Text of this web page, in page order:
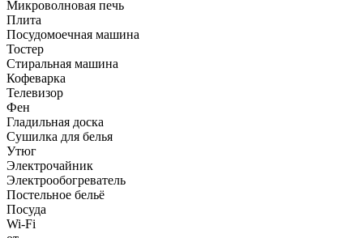
Микроволновая печь
Плита
Посудомоечная машина
Тостер
Стиральная машина
Кофеварка
Телевизор
Фен
Гладильная доска
Сушилка для белья
Утюг
Электрочайник
Электрообогреватель
Постельное бельё
Посуда
Wi-Fi